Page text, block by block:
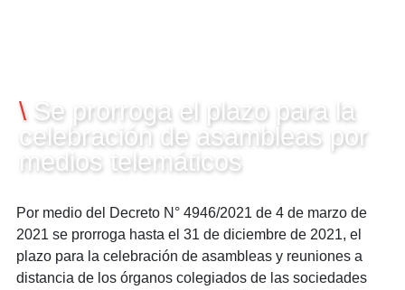
\ Se prorroga el plazo para la
celebración de asambleas por
medios telemáticos
Por medio del Decreto N° 4946/2021 de 4 de marzo de
2021 se prorroga hasta el 31 de diciembre de 2021, el
plazo para la celebración de asambleas y reuniones a
distancia de los órganos colegiados de las sociedades